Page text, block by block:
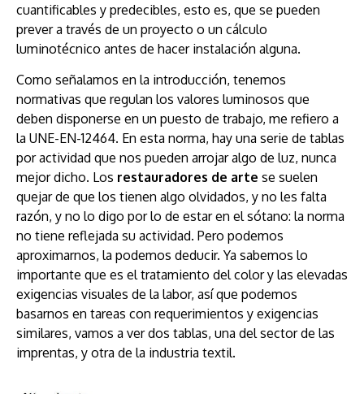
cuantificables y predecibles, esto es, que se pueden
prever a través de un proyecto o un cálculo
luminotécnico antes de hacer instalación alguna.
Como señalamos en la introducción, tenemos
normativas que regulan los valores luminosos que
deben disponerse en un puesto de trabajo, me refiero a
la UNE-EN-12464. En esta norma, hay una serie de tablas
por actividad que nos pueden arrojar algo de luz, nunca
mejor dicho. Los restauradores de arte se suelen
quejar de que los tienen algo olvidados, y no les falta
razón, y no lo digo por lo de estar en el sótano: la norma
no tiene reflejada su actividad. Pero podemos
aproximarnos, la podemos deducir. Ya sabemos lo
importante que es el tratamiento del color y las elevadas
exigencias visuales de la labor, así que podemos
basarnos en tareas con requerimientos y exigencias
similares, vamos a ver dos tablas, una del sector de las
imprentas, y otra de la industria textil.